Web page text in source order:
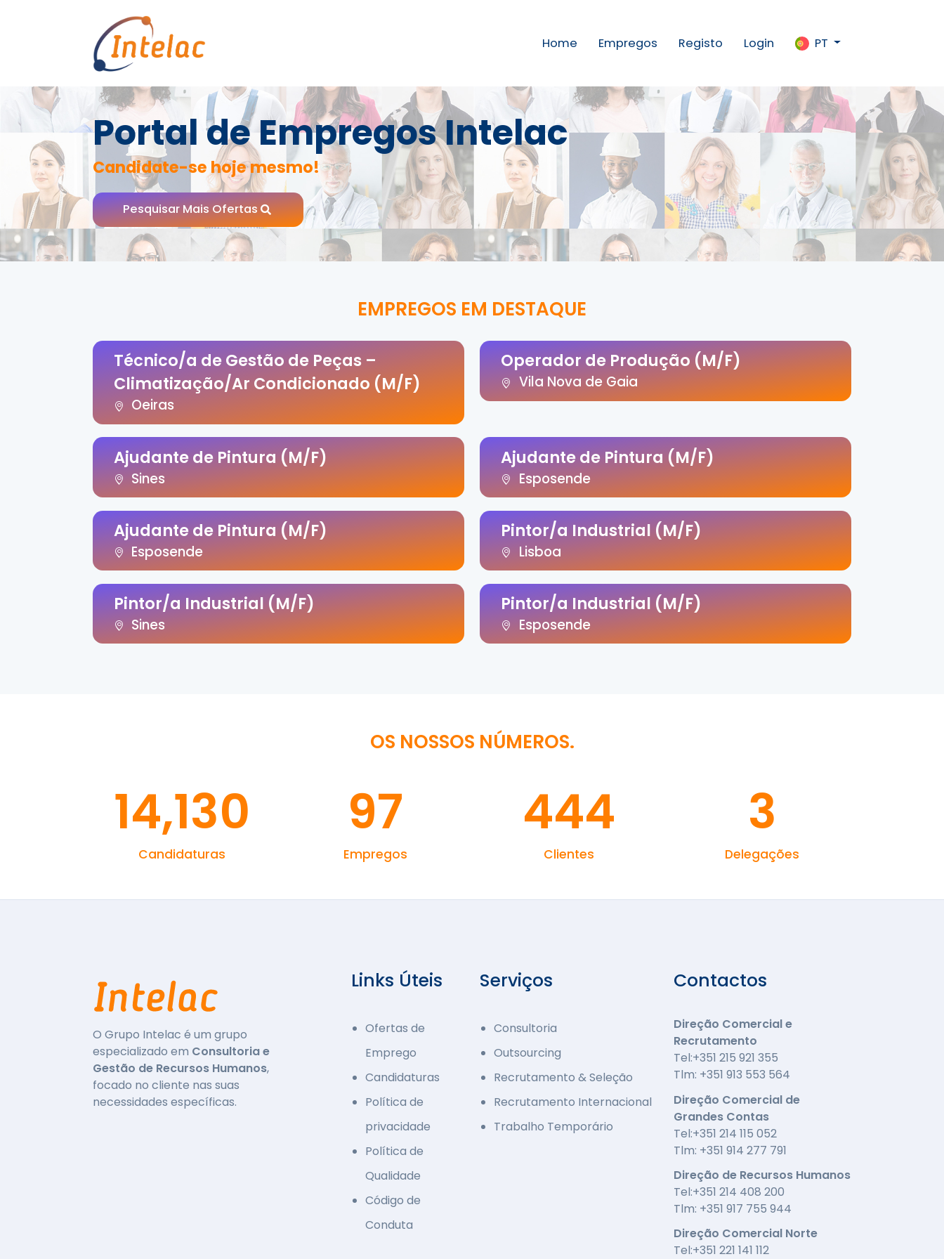
Home Empregos Registo Login PT
Portal de Empregos Intelac
Candidate-se hoje mesmo!
Pesquisar Mais Ofertas
EMPREGOS EM DESTAQUE
Técnico/a de Gestão de Peças –
Climatização/Ar Condicionado (M/F)
Oeiras
Operador de Produção (M/F)
Vila Nova de Gaia
Ajudante de Pintura (M/F)
Sines
Ajudante de Pintura (M/F)
Esposende
Ajudante de Pintura (M/F)
Esposende
Pintor/a Industrial (M/F)
Lisboa
Pintor/a Industrial (M/F)
Sines
Pintor/a Industrial (M/F)
Esposende
OS NOSSOS NÚMEROS.
14,130
Candidaturas
97
Empregos
444
Clientes
3
Delegações
O Grupo Intelac é um grupo
especializado em Consultoria e
Gestão de Recursos Humanos,
focado no cliente nas suas
necessidades específicas.
Links Úteis
Ofertas de
Emprego
Candidaturas
Política de
privacidade
Política de
Qualidade
Código de
Conduta
Serviços
Consultoria
Outsourcing
Recrutamento & Seleção
Recrutamento Internacional
Trabalho Temporário
Contactos
Direção Comercial e
Recrutamento
Tel:+351 215 921 355
Tlm: +351 913 553 564
Direção Comercial de
Grandes Contas
Tel:+351 214 115 052
Tlm: +351 914 277 791
Direção de Recursos Humanos
Tel:+351 214 408 200
Tlm: +351 917 755 944
Direção Comercial Norte
Tel:+351 221 141 112